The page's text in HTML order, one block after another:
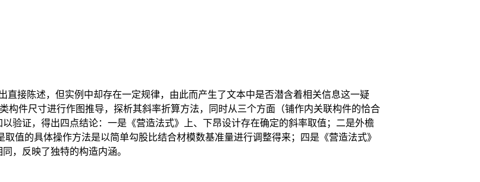
直接陈述，但实例中却存在一定规律，由此而产生了文本中是否潜含着相关信息这一疑
构件尺寸进行作图推导，探析其斜率折算方法，同时从三个方面（铺作内关联构件的恰合
验证，得出四点结论：一是《营造法式》上、下昂设计存在确定的斜率取值；二是外檐
值的具体操作方法是以简单勾股比结合材模数基准量进行调整得来；四是《营造法式》
，反映了独特的构造内涵。